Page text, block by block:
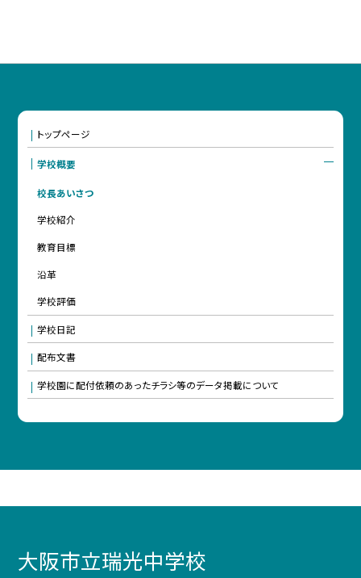
トップページ
学校概要
校長あいさつ
学校紹介
教育目標
沿革
学校評価
学校日記
配布文書
学校園に配付依頼のあったチラシ等のデータ掲載について
大阪市立瑞光中学校